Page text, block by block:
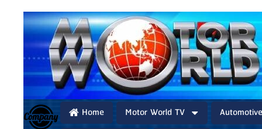
Home Motor World TV